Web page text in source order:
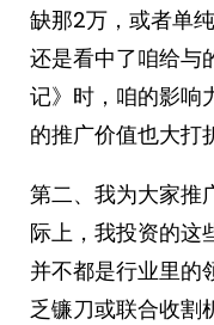
缺那2万，或者单
还是看中了咱给与
记》时，咱的影响
的推广价值也大打
第二、我为大家推
际上，我投资的这
并不都是行业里的
乏镰刀或联合收割